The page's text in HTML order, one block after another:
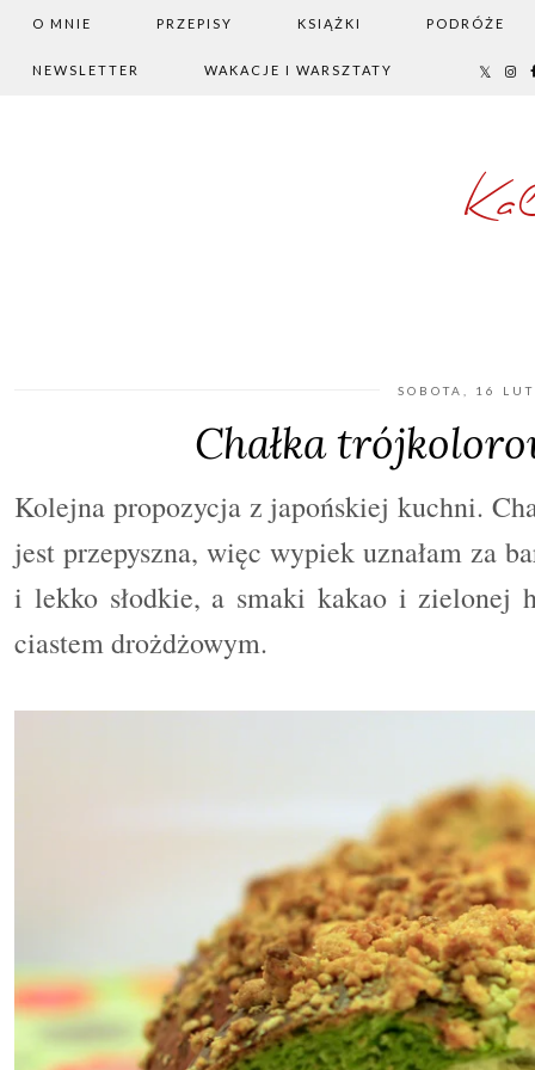
O MNIE PRZEPISY KSIĄŻKI PODRÓŻE
NEWSLETTER WAKACJE I WARSZTATY
SOBOTA, 16
Chałka
Kolejna propozycja z japońskiej kuchni.
jest przepyszna, więc wypiek uznałam za
i lekko słodkie, a smaki kakao i zielonej
ciastem drożdżowym.